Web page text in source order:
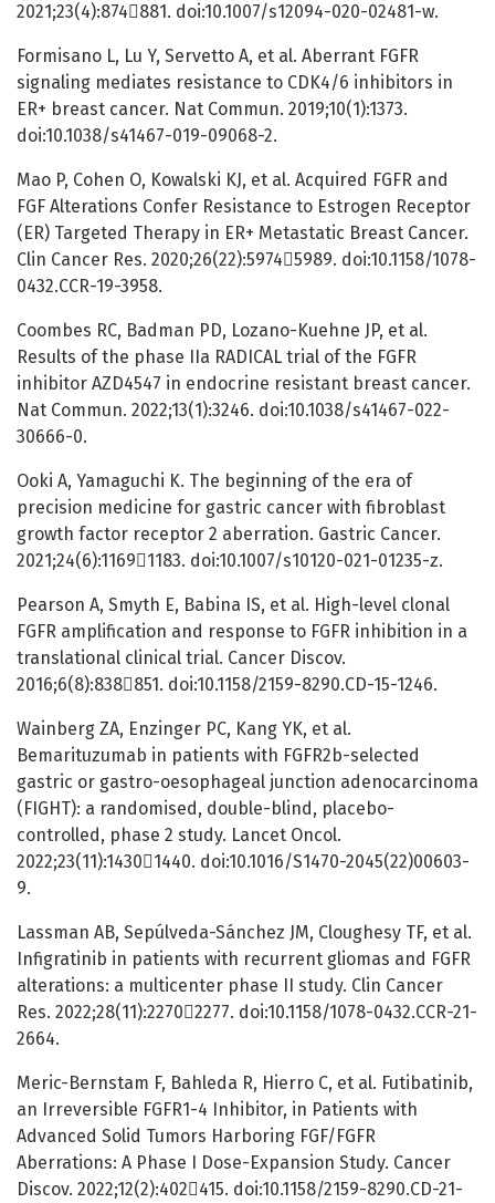
2021;23(4):874881. doi:10.1007/s12094-020-02481-w.
Formisano L, Lu Y, Servetto A, et al. Aberrant FGFR
signaling mediates resistance to CDK4/6 inhibitors in
ER+ breast cancer. Nat Commun. 2019;10(1):1373.
doi:10.1038/s41467-019-09068-2.
Mao P, Cohen O, Kowalski KJ, et al. Acquired FGFR and
FGF Alterations Confer Resistance to Estrogen Receptor
(ER) Targeted Therapy in ER+ Metastatic Breast Cancer.
Clin Cancer Res. 2020;26(22):59745989. doi:10.1158/1078-
0432.CCR-19-3958.
Coombes RC, Badman PD, Lozano-Kuehne JP, et al.
Results of the phase IIa RADICAL trial of the FGFR
inhibitor AZD4547 in endocrine resistant breast cancer.
Nat Commun. 2022;13(1):3246. doi:10.1038/s41467-022-
30666-0.
Ooki A, Yamaguchi K. The beginning of the era of
precision medicine for gastric cancer with fibroblast
growth factor receptor 2 aberration. Gastric Cancer.
2021;24(6):11691183. doi:10.1007/s10120-021-01235-z.
Pearson A, Smyth E, Babina IS, et al. High-level clonal
FGFR amplification and response to FGFR inhibition in a
translational clinical trial. Cancer Discov.
2016;6(8):838851. doi:10.1158/2159-8290.CD-15-1246.
Wainberg ZA, Enzinger PC, Kang YK, et al.
Bemarituzumab in patients with FGFR2b-selected
gastric or gastro-oesophageal junction adenocarcinoma
(FIGHT): a randomised, double-blind, placebo-
controlled, phase 2 study. Lancet Oncol.
2022;23(11):14301440. doi:10.1016/S1470-2045(22)00603-
9.
Lassman AB, Sepúlveda-Sánchez JM, Cloughesy TF, et al.
Infigratinib in patients with recurrent gliomas and FGFR
alterations: a multicenter phase II study. Clin Cancer
Res. 2022;28(11):22702277. doi:10.1158/1078-0432.CCR-21-
2664.
Meric-Bernstam F, Bahleda R, Hierro C, et al. Futibatinib,
an Irreversible FGFR1-4 Inhibitor, in Patients with
Advanced Solid Tumors Harboring FGF/FGFR
Aberrations: A Phase I Dose-Expansion Study. Cancer
Discov. 2022;12(2):402415. doi:10.1158/2159-8290.CD-21-